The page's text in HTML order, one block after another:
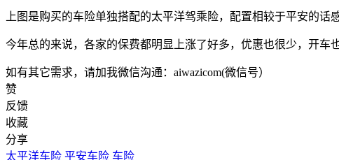
上图是购买的车险单独搭配的太平洋驾乘险，配置相较于平安的话
今年总的来说，各家的保费都明显上涨了好多，优惠也很少，开车
如有其它需求，请加我微信沟通：aiwazicom(微信号）
赞
反馈
收藏
分享
太平洋车险 平安车险 车险